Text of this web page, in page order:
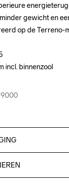
gewicht en
op de Terreno-
incl. binnenzool
gewicht en
op de Terreno-
incl. binnenzool